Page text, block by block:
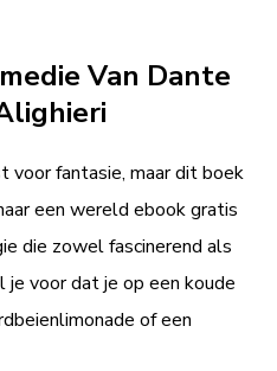
Van Dante
voor fantasie, maar dit boek
een wereld ebook gratis
die zowel fascinerend als
voor dat je op een koude
of een